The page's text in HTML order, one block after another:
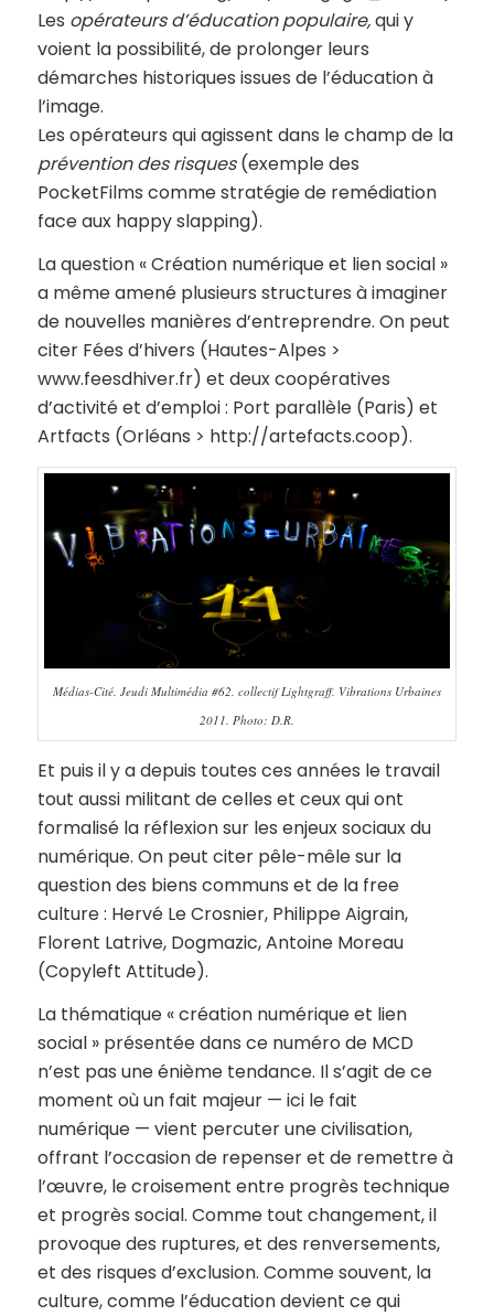
Les opérateurs d’éducation populaire,qui y
voient la possibilité, de prolonger leurs
démarches historiques issues de l’éducation à
l’image.
Les opérateurs qui agissent dans le champ de la
prévention des risques(exemple des
PocketFilms comme stratégie de remédiation
face aux happy slapping).
La question « Création numérique et lien social »
a même amené plusieurs structures à imaginer
de nouvelles manières d’entreprendre. On peut
citer Fées d’hivers (Hautes-Alpes >
www.feesdhiver.fr) et deux coopératives
d’activité et d’emploi : Port parallèle (Paris) et
Artfacts (Orléans > http://artefacts.coop).
Médias-Cité. Jeudi Multimédia #62. collectif Lightgraff. Vibrations Urbaines
2011. Photo: D.R.
Et puis il y a depuis toutes ces années le travail
tout aussi militant de celles et ceux qui ont
formalisé la réflexion sur les enjeux sociaux du
numérique. On peut citer pêle-mêle sur la
question des biens communs et de la free
culture : Hervé Le Crosnier, Philippe Aigrain,
Florent Latrive, Dogmazic, Antoine Moreau
(Copyleft Attitude).
La thématique « création numérique et lien
social » présentée dans ce numéro de MCD
n’est pas une énième tendance. Il s’agit de ce
moment où un fait majeur — ici le fait
numérique — vient percuter une civilisation,
offrant l’occasion de repenser et de remettre à
l’œuvre, le croisement entre progrès technique
et progrès social. Comme tout changement, il
provoque des ruptures, et des renversements,
et des risques d’exclusion. Comme souvent, la
culture, comme l’éducation devient ce qui